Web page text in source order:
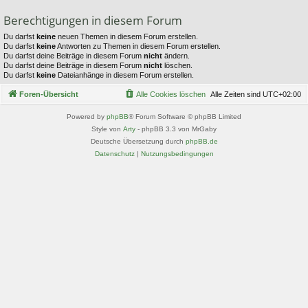
Berechtigungen in diesem Forum
Du darfst keine neuen Themen in diesem Forum erstellen.
Du darfst keineAntworten zu Themen in diesem Forum erstellen.
Du darfst deine Beiträge in diesem Forum nicht ändern.
Du darfst deine Beiträge in diesem Forum nicht löschen.
Du darfst keine Dateianhänge in diesem Forum erstellen.
Foren-Übersicht Alle Zeiten sind UTC+02:00
Alle Cookies löschen
Powered by phpBB® Forum Software © phpBB Limited
Style von Arty - phpBB 3.3 von MrGaby
Deutsche Übersetzung durch phpBB.de
Datenschutz| Nutzungsbedingungen